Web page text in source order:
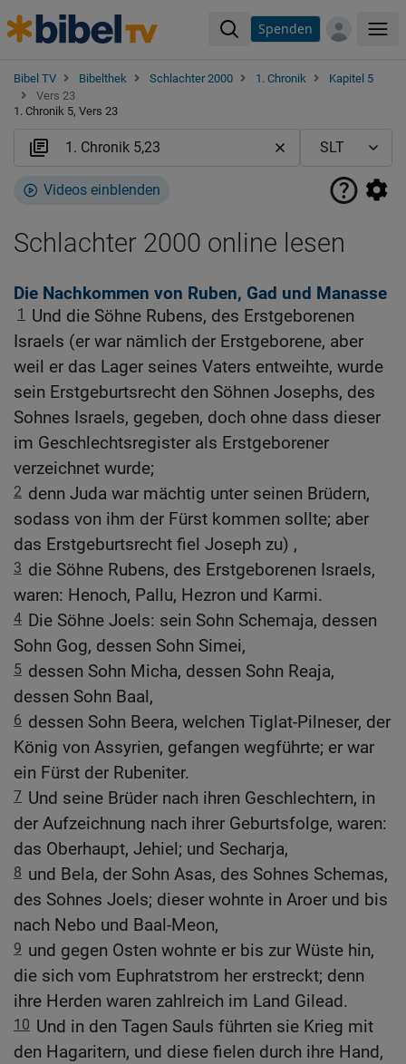
Spenden
Bibel TV Bibelthek Schlachter 2000 1. Chronik
Kapitel 5
Vers 23
1. Chronik 5, Vers 23
Videos einblenden
Schlachter 2000 online lesen
Die Nachkommen von Ruben, Gad und Manasse
1
Und die Söhne Rubens, des Erstgeborenen
Israels (er war nämlich der Erstgeborene, aber
weil er das Lager seines Vaters entweihte, wurde
sein Erstgeburtsrecht den Söhnen Josephs, des
Sohnes Israels, gegeben, doch ohne dass dieser
im Geschlechtsregister als Erstgeborener
verzeichnet wurde;
2 denn Juda war mächtig unter seinen Brüdern,
sodass von ihm der Fürst kommen sollte; aber
das Erstgeburtsrecht fiel Joseph zu) ,
3 die Söhne Rubens, des Erstgeborenen Israels,
waren: Henoch, Pallu, Hezron und Karmi.
4 Die Söhne Joels: sein Sohn Schemaja, dessen
Sohn Gog, dessen Sohn Simei,
5 dessen Sohn Micha, dessen Sohn Reaja,
dessen Sohn Baal,
6 dessen Sohn Beera, welchen Tiglat-Pilneser, der
König von Assyrien, gefangen wegführte; er war
ein Fürst der Rubeniter.
7 Und seine Brüder nach ihren Geschlechtern, in
der Aufzeichnung nach ihrer Geburtsfolge, waren:
das Oberhaupt, Jehiel; und Secharja,
8 und Bela, der Sohn Asas, des Sohnes Schemas,
des Sohnes Joels; dieser wohnte in Aroer und bis
nach Nebo und Baal-Meon,
9 und gegen Osten wohnte er bis zur Wüste hin,
die sich vom Euphratstrom her erstreckt; denn
ihre Herden waren zahlreich im Land Gilead.
10 Und in den Tagen Sauls führten sie Krieg mit
den Hagaritern, und diese fielen durch ihre Hand,